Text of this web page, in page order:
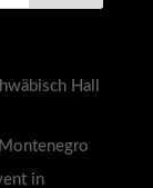
Hall
in